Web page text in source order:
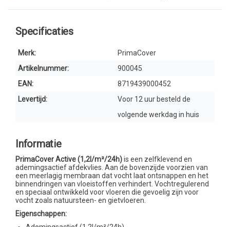
Specificaties
Merk:
PrimaCover
Artikelnummer:
900045
EAN:
8719439000452
Levertijd:
Voor 12 uur besteld de
volgende werkdag in huis
Informatie
PrimaCover Active (1,2l/m²/24h)is een zelfklevend en
ademingsactief afdekvlies. Aan de bovenzijde voorzien van
een meerlagig membraan dat vocht laat ontsnappen en het
binnendringen van vloeistoffen verhindert. Vochtregulerend
en speciaal ontwikkeld voor vloeren die gevoelig zijn voor
vocht zoals natuursteen- en gietvloeren.
Eigenschappen: